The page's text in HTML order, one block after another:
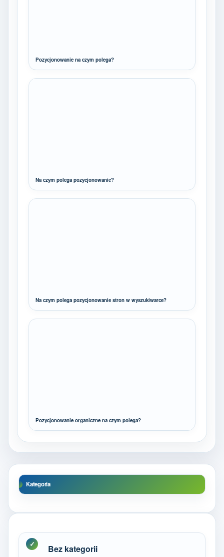
Pozycjonowanie na czym polega?
Na czym polega pozycjonowanie?
Na czym polega pozycjonowanie stron w wyszukiwarce?
Pozycjonowanie organiczne na czym polega?
Kategoria
Bez kategorii